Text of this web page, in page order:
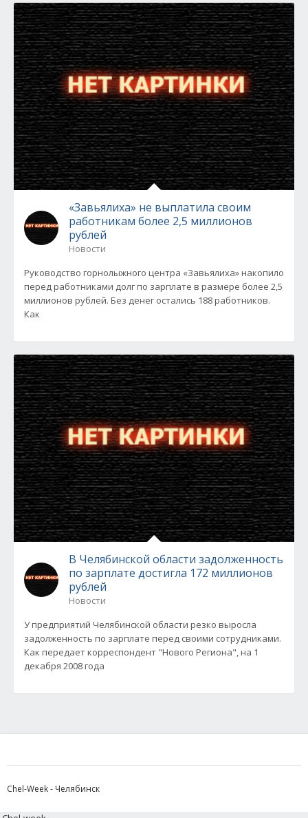
«Завьялиха» не выплатила своим
работникам более 2,5 миллионов
рублей
Новости
Руководство горнолыжного центра «Завьялиха» накопило
перед работниками долг по зарплате в размере более 2,5
миллионов рублей. Без денег остались 188 работников.
Как
В Челябинской области задолженность
по зарплате достигла 172 миллионов
рублей
Новости
У предприятий Челябинской области резко выросла
задолженность по зарплате перед своими сотрудниками.
Как передает корреспондент "Нового Региона", на 1
декабря 2008 года
Chel-Week - Челябинск